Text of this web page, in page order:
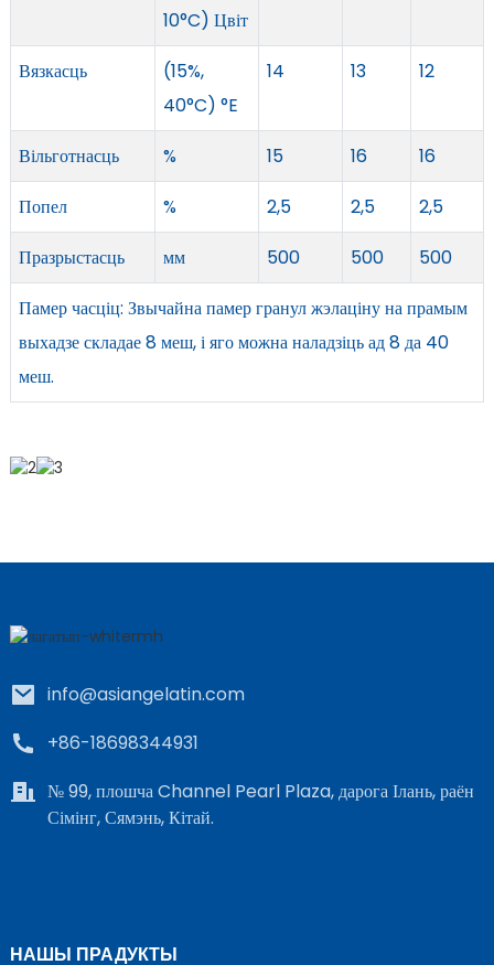
10°C) Цвіт
Вязкасць
(15%,
40°C) °E
14 13 12
Вільготнасць % 15 16
16
Попел
% 2,5 2,5
2,5
Празрыстасць
мм 500 500
500
Памер часціц: Звычайна памер гранул жэлаціну на прамым
выхадзе складае 8 меш, і яго можна наладзіць ад 8 да 40
меш.
info@asiangelatin.com
+86-18698344931
№ 99, плошча Channel Pearl Plaza, дарога Ілань, раён
Сімінг, Сямэнь, Кітай.
НАШЫ ПРАДУКТЫ